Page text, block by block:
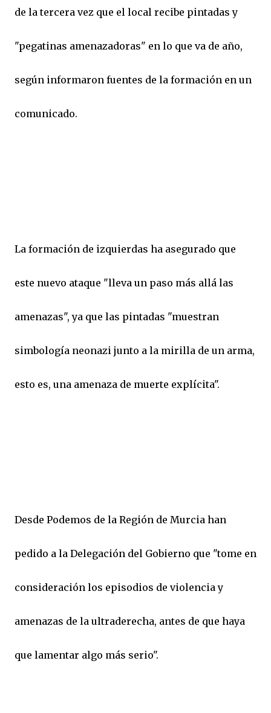
de la tercera vez que el local recibe pintadas y
"pegatinas amenazadoras" en lo que va de año,
según informaron fuentes de la formación en un
comunicado.
La formación de izquierdas ha asegurado que
este nuevo ataque "lleva un paso más allá las
amenazas", ya que las pintadas "muestran
simbología neonazi junto a la mirilla de un arma,
esto es, una amenaza de muerte explícita".
Desde Podemos de la Región de Murcia han
pedido a la Delegación del Gobierno que "tome en
consideración los episodios de violencia y
amenazas de la ultraderecha, antes de que haya
que lamentar algo más serio".